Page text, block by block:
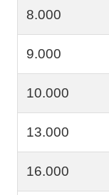
8.000
9.000
10.000
13.000
16.000